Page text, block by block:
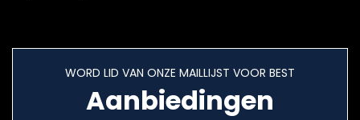
WORD LID VAN ONZE MAILLIJST VOOR BEST
Aanbiedingen